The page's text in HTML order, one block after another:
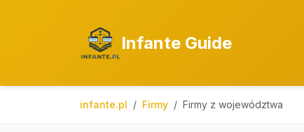
Infante Guide
infante.pl Firmy Firmy z województwa